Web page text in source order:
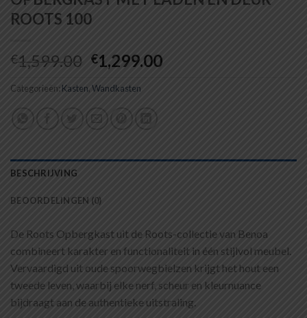
ROOTS 100
€1,599.00 Oorspronkelijke
was:
€1,599.00.
€1,299.00Huidige
Categorieën: Kasten,Wandkasten
BESCHRIJVING
BEOORDELINGEN (0)
De Roots Opbergkast uit de Roots-collectie van Benoa
combineert karakter en functionaliteit in één stijlvol meubel.
Vervaardigd uit oude spoorwegbielzen krijgt het hout een
tweede leven, waarbij elke nerf, scheur en kleurnuance
bijdraagt aan de authentieke uitstraling.